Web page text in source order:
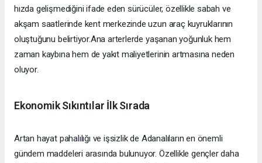
hızda gelişmediğini ifade eden sürücüler, özellikle sabah ve
akşam saatlerinde kent merkezinde uzun araç kuyruklarının
oluştuğunu belirtiyor.Ana arterlerde yaşanan yoğunluk hem
zaman kaybına hem de yakıt maliyetlerinin artmasına neden
oluyor.
Ekonomik Sıkıntılar İlk Sırada
Artan hayat pahalılığı ve işsizlik de Adanalıların en önemli
gündem maddeleri arasında bulunuyor. Özellikle gençler daha